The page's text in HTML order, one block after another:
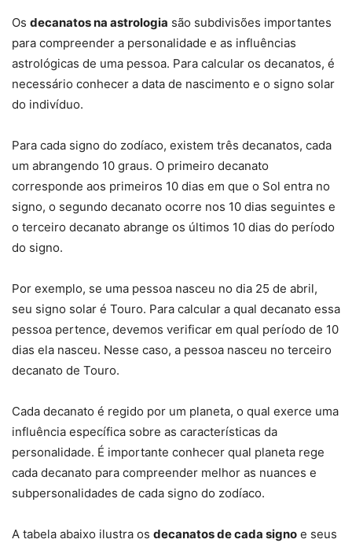
Os decanatos na astrologia são subdivisões importantes
para compreender a personalidade e as influências
astrológicas de uma pessoa. Para calcular os decanatos, é
necessário conhecer a data de nascimento e o signo solar
do indivíduo.
Para cada signo do zodíaco, existem três decanatos, cada
um abrangendo 10 graus. O primeiro decanato
corresponde aos primeiros 10 dias em que o Sol entra no
signo, o segundo decanato ocorre nos 10 dias seguintes e
o terceiro decanato abrange os últimos 10 dias do período
do signo.
Por exemplo, se uma pessoa nasceu no dia 25 de abril,
seu signo solar é Touro. Para calcular a qual decanato essa
pessoa pertence, devemos verificar em qual período de 10
dias ela nasceu. Nesse caso, a pessoa nasceu no terceiro
decanato de Touro.
Cada decanato é regido por um planeta, o qual exerce uma
influência específica sobre as características da
personalidade. É importante conhecer qual planeta rege
cada decanato para compreender melhor as nuances e
subpersonalidades de cada signo do zodíaco.
A tabela abaixo ilustra os decanatos de cada signo e seus